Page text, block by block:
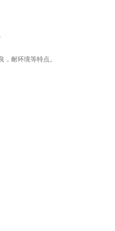
耐环境等特点。